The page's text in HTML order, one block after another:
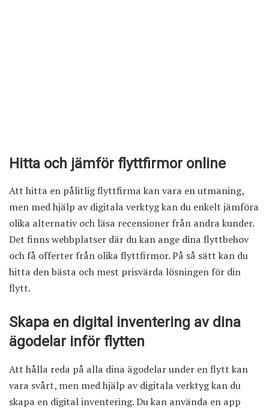
Hitta och jämför flyttfirmor online
Att hitta en pålitlig flyttfirma kan vara en utmaning,
men med hjälp av digitala verktyg kan du enkelt jämföra
olika alternativ och läsa recensioner från andra kunder.
Det finns webbplatser där du kan ange dina flyttbehov
och få offerter från olika flyttfirmor. På så sätt kan du
hitta den bästa och mest prisvärda lösningen för din
flytt.
Skapa en digital inventering av dina
ägodelar inför flytten
Att hålla reda på alla dina ägodelar under en flytt kan
vara svårt, men med hjälp av digitala verktyg kan du
skapa en digital inventering. Du kan använda en app